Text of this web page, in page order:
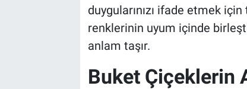
duygularınızı ifade etmek
renklerinin uyum içinde
anlam taşır.
Buket Çiçeklerin